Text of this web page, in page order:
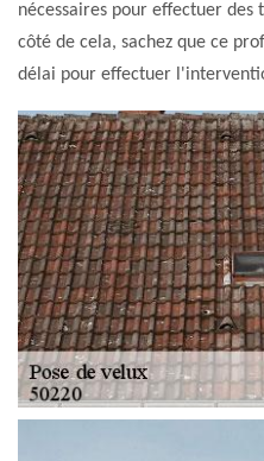
nécessaires pour effectuer
côté de cela, sachez que ce
délai pour effectuer